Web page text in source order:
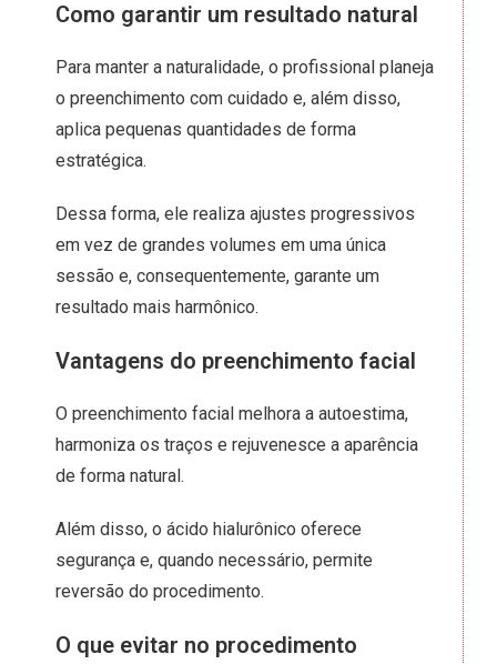
Como garantir um resultado natural
Para manter a naturalidade, o profissional planeja
o preenchimento com cuidado e, além disso,
aplica pequenas quantidades de forma
estratégica.
Dessa forma, ele realiza ajustes progressivos
em vez de grandes volumes em uma única
sessão e, consequentemente, garante um
resultado mais harmônico.
Vantagens do preenchimento facial
O preenchimento facial melhora a autoestima,
harmoniza os traços e rejuvenesce a aparência
de forma natural.
Além disso, o ácido hialurônico oferece
segurança e, quando necessário, permite
reversão do procedimento.
O que evitar no procedimento